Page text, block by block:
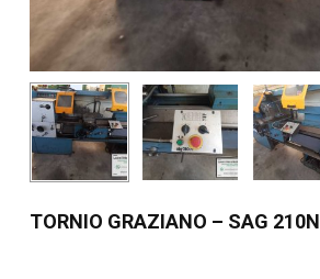
TORNIO GRAZIANO – SAG 210N